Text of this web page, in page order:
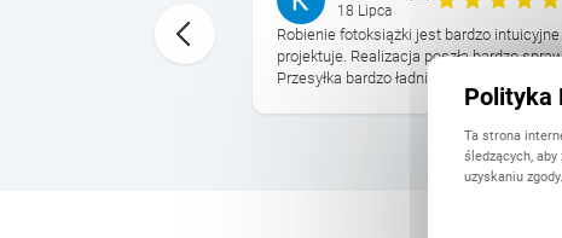
18 Lipca
Robienie fotoksiążki jest bardzo
projektuje. Realizacja poszła bardzo
Przesyłka bardzo ładnie zapakowana a
Polityka
Ta strona
śledzących,
uzyskaniu